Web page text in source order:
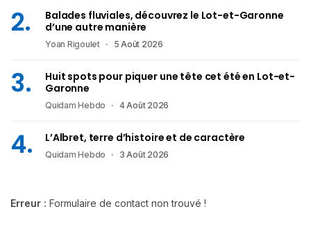
Balades fluviales, découvrez le Lot-et-Garonne
d’une autre manière
Yoan Rigoulet 5 Août 2026
Huit spots pour piquer une tête cet été en Lot-et-
Garonne
Quidam Hebdo 4 Août 2026
L’Albret, terre d’histoire et de caractère
Quidam Hebdo 3 Août 2026
Erreur : Formulaire de contact non trouvé !